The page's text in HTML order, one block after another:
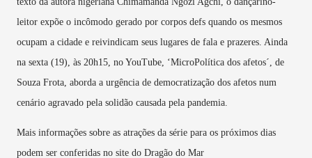
leitor expõe o incômodo gerado por corpos defs quando os mesmos
ocupam a cidade e reivindicam seus lugares de fala e prazeres. Ainda
na sexta (19), às 20h15, no YouTube, ‘MicroPolítica dos afetos´, de
Souza Frota, aborda a urgência de democratização dos afetos num
cenário agravado pela solidão causada pela pandemia.
Mais informações sobre as atrações da série para os próximos dias
podem ser conferidas no site do Dragão do Mar